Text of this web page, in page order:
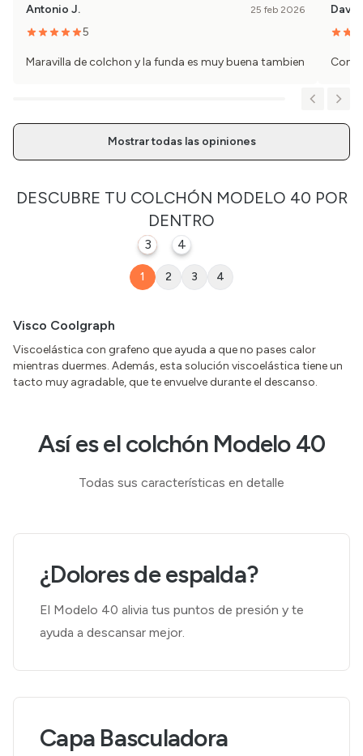
Antonio J. 25 feb 2026
5
Maravilla de colchon y la funda es muy buena tambien
Mostrar todas las opiniones
DESCUBRE TU COLCHÓN MODELO 40 POR
DENTRO
1 2
3 4
1 2 3 4
Visco Coolgraph
Viscoelástica con grafeno que ayuda a que no pases calor
mientras duermes. Además, esta solución viscoelástica tiene un
tacto muy agradable, que te envuelve durante el descanso.
Así es el colchón Modelo 40
Todas sus características en detalle
¿Dolores de espalda?
El Modelo 40 alivia tus puntos de presión y te
ayuda a descansar mejor.
Capa Basculadora